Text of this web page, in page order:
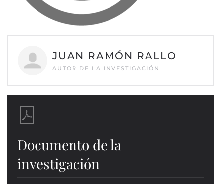
JUAN RAMÓN RALLO
AUTOR DE LA INVESTIGACIÓN
Documento de la
investigación